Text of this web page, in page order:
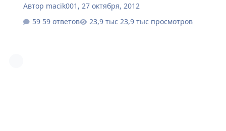
Автор macik001 , 27 октября, 2012
59 ответов
23,9 тыс просмотров